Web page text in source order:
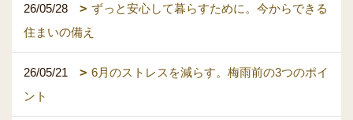
26/05/28
ずっと安心して暮らすために。今からできる
住まいの備え
26/05/21
6月のストレスを減らす。梅雨前の3つのポイ
ント